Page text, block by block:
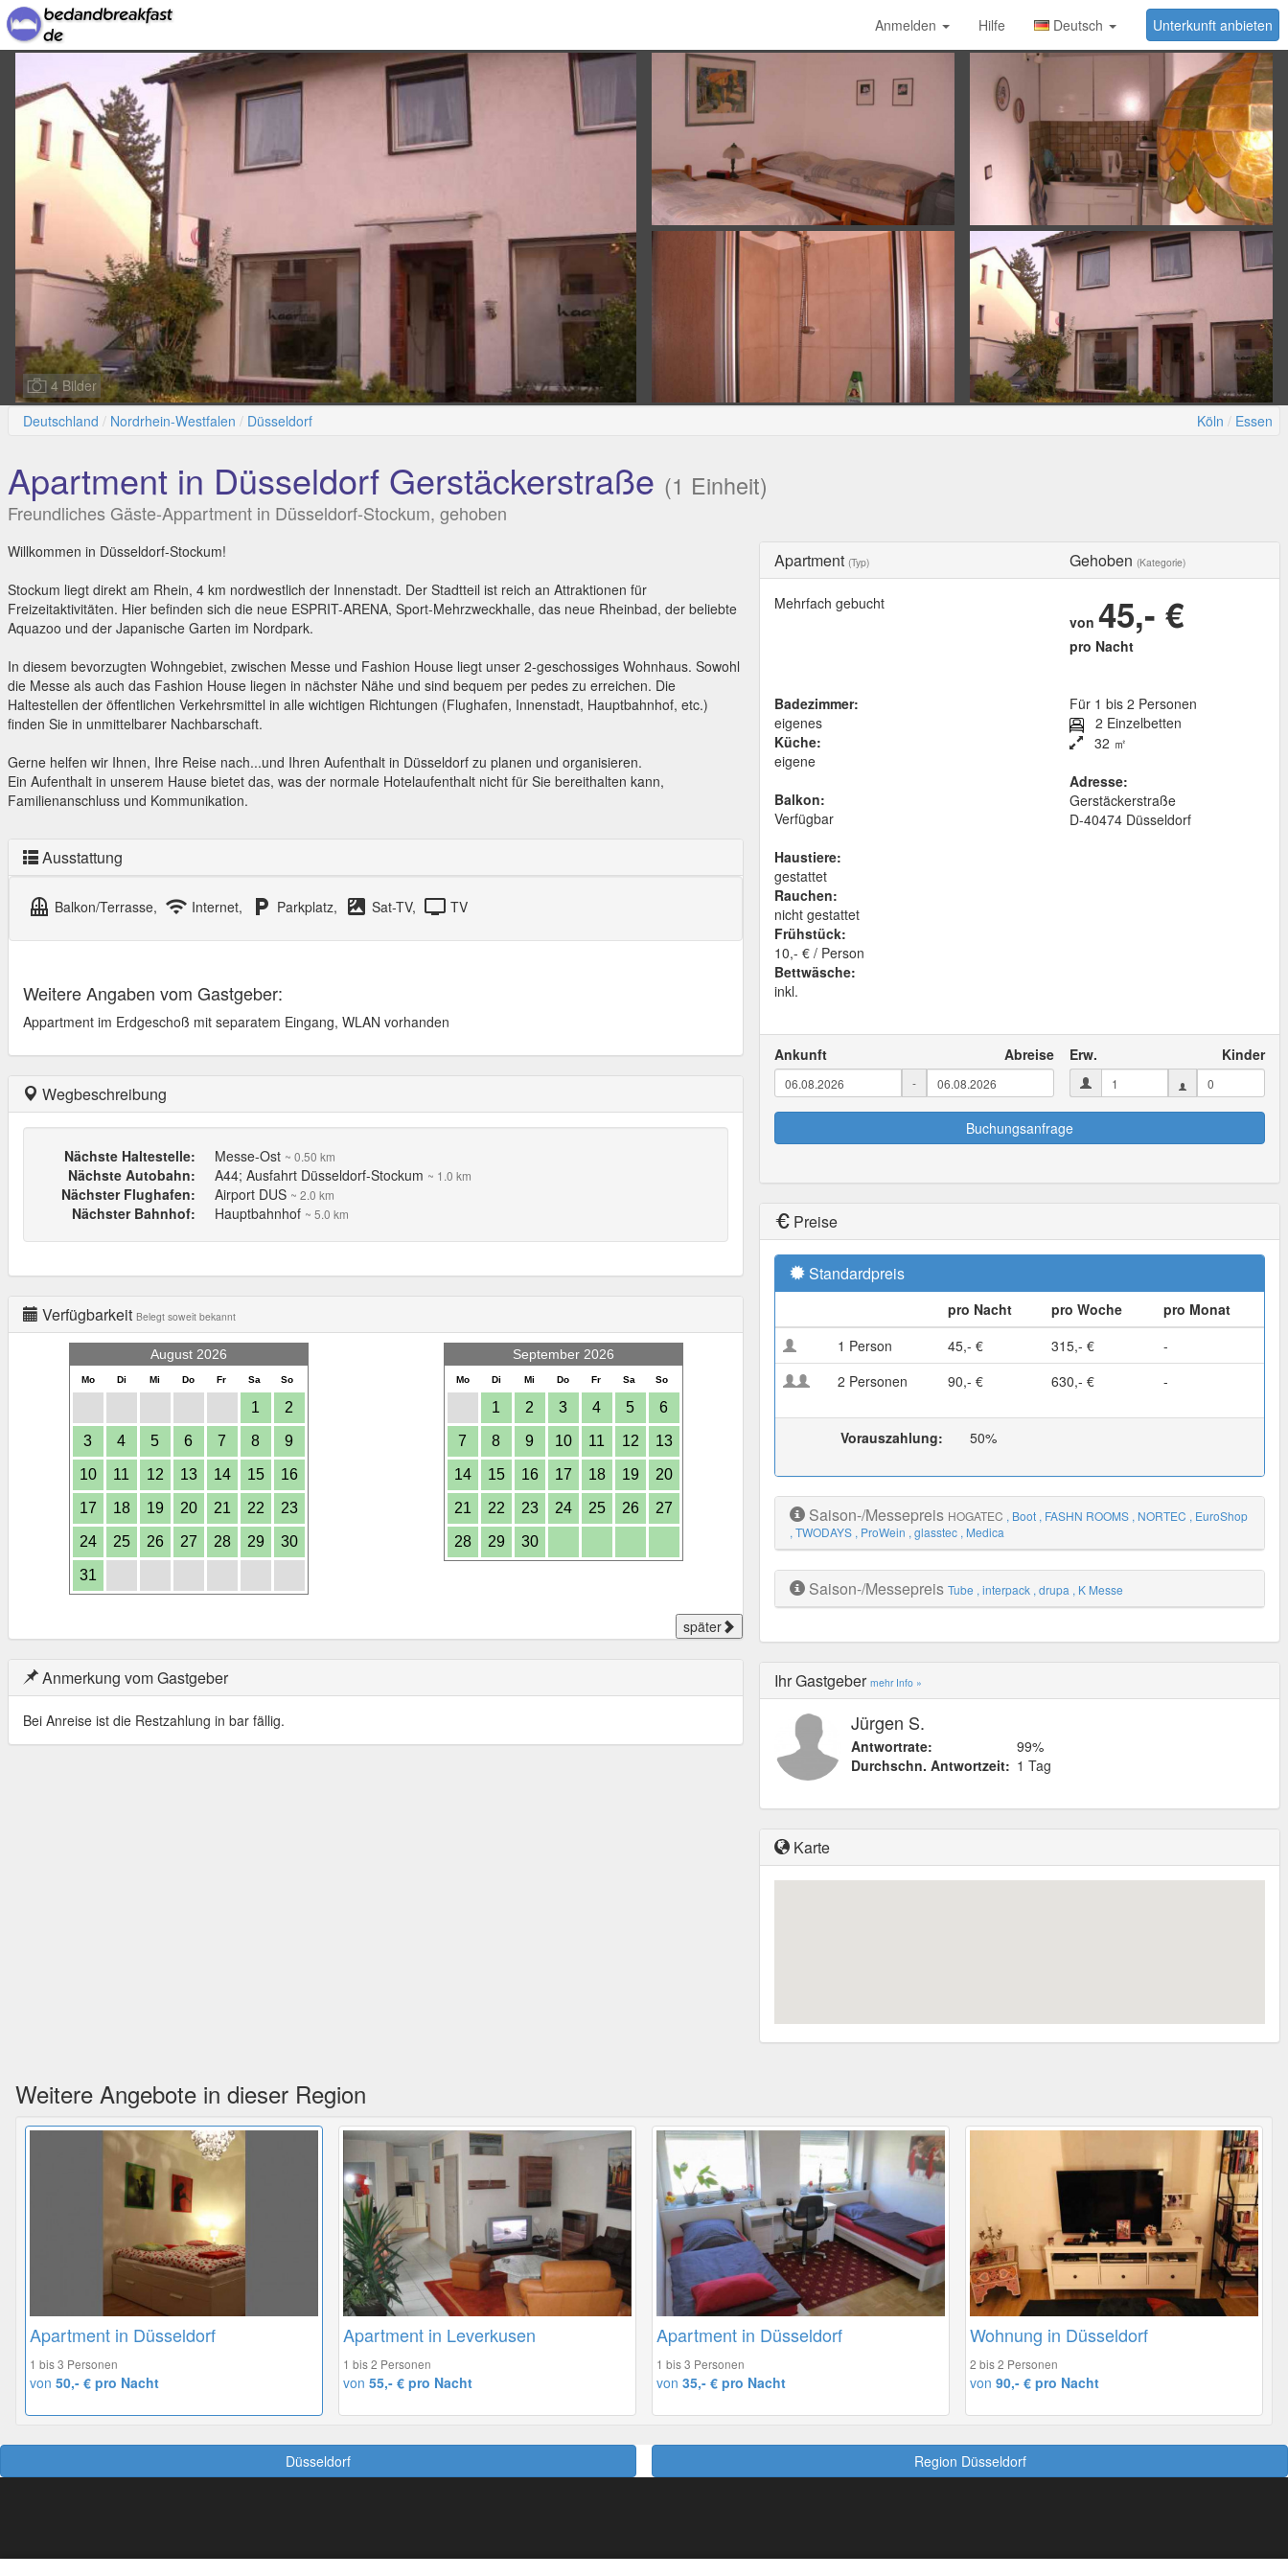
Unterkunft anbieten
Anmelden Hilfe Deutsch
4 Bilder
Deutschland
Nordrhein-Westfalen Düsseldorf Köln Essen
Apartment in Düsseldorf Gerstäckerstraße (1 Einheit)
Freundliches Gäste-Appartment in Düsseldorf-Stockum, gehoben
Apartment (Typ) Gehoben (Kategorie)
Mehrfach gebucht
von 45,- €
pro Nacht
Badezimmer:
eigenes
Küche:
eigene
Balkon:
Verfügbar
Haustiere:
gestattet
Rauchen:
nicht gestattet
Frühstück:
10,- € / Person
Bettwäsche:
inkl.
Für 1 bis 2 Personen
2 Einzelbetten
32 ㎡
Adresse:
Gerstäckerstraße
D-40474 Düsseldorf
Ankunft Abreise
-
Erw. Kinder
Buchungsanfrage
Preise
Standardpreis
pro Nacht pro Woche
pro Monat
1 Person
45,- € 315,- €
-
2 Personen
90,- € 630,- € -
Vorauszahlung: 50%
Saison-/Messepreis HOGATEC , Boot , FASHN ROOMS , NORTEC , EuroShop
, TWODAYS , ProWein , glasstec , Medica
Saison-/Messepreis Tube , interpack , drupa , K Messe
Ihr Gastgeber mehr Info »
Jürgen S.
Antwortrate:
99%
Durchschn. Antwortzeit: 1 Tag
Karte
Willkommen in Düsseldorf-Stockum!
Stockum liegt direkt am Rhein, 4 km nordwestlich der Innenstadt. Der Stadtteil ist reich an Attraktionen für
Freizeitaktivitäten. Hier befinden sich die neue ESPRIT-ARENA, Sport-Mehrzweckhalle, das neue Rheinbad, der beliebte
Aquazoo und der Japanische Garten im Nordpark.
In diesem bevorzugten Wohngebiet, zwischen Messe und Fashion House liegt unser 2-geschossiges Wohnhaus. Sowohl
die Messe als auch das Fashion House liegen in nächster Nähe und sind bequem per pedes zu erreichen. Die
Haltestellen der öffentlichen Verkehrsmittel in alle wichtigen Richtungen (Flughafen, Innenstadt, Hauptbahnhof, etc.)
finden Sie in unmittelbarer Nachbarschaft.
Gerne helfen wir Ihnen, Ihre Reise nach...und Ihren Aufenthalt in Düsseldorf zu planen und organisieren.
Ein Aufenthalt in unserem Hause bietet das, was der normale Hotelaufenthalt nicht für Sie bereithalten kann,
Familienanschluss und Kommunikation.
Ausstattung
balcony Balkon/Terrasse, wifi Internet, local_parking Parkplatz, satellite Sat-TV, tv TV
Weitere Angaben vom Gastgeber:
Appartment im Erdgeschoß mit separatem Eingang, WLAN vorhanden
Wegbeschreibung
Nächste Haltestelle: Messe-Ost ~ 0.50 km
Nächste Autobahn: A44; Ausfahrt Düsseldorf-Stockum ~ 1.0 km
Nächster Flughafen: Airport DUS ~ 2.0 km
Nächster Bahnhof: Hauptbahnhof ~ 5.0 km
Verfügbarkeit Belegt soweit bekannt
August 2026
Mo Di Mi Do Fr Sa So
1 2
3 4 5 6 7 8 9
10 11 12 13 14 15 16
17 18 19 20 21 22 23
24 25 26 27 28 29 30
31
September 2026
Mo Di Mi Do Fr Sa So
1 2 3 4 5 6
7 8 9 10 11 12 13
14 15 16 17 18 19 20
21 22 23 24 25 26 27
28 29 30
später
Anmerkung vom Gastgeber
Bei Anreise ist die Restzahlung in bar fällig.
Weitere Angebote in dieser Region
Apartment in Düsseldorf
1 bis 3 Personen
von 50,- € pro Nacht
Apartment in Leverkusen
1 bis 2 Personen
von 55,- € pro Nacht
Apartment in Düsseldorf
1 bis 3 Personen
von 35,- € pro Nacht
Wohnung in Düsseldorf
2 bis 2 Personen
von 90,- € pro Nacht
Düsseldorf Region Düsseldorf
So geht das Buchen
Reiseversicherung
Messen
Bnb für Deine Website